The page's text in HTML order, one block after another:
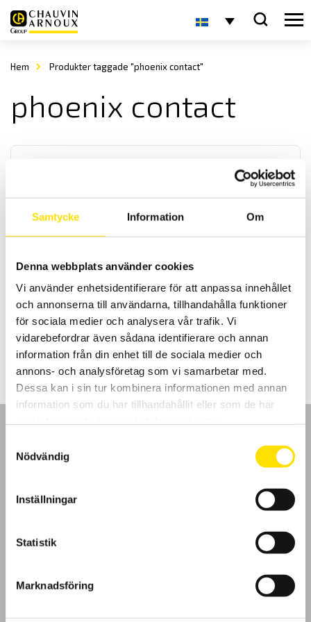
Samtycke Information Om
Denna webbplats använder cookies
Vi använder enhetsidentifierare för att anpassa innehållet
och annonserna till användarna, tillhandahålla funktioner
för sociala medier och analysera vår trafik. Vi
vidarebefordrar även sådana identifierare och annan
information från din enhet till de sociala medier och
annons- och analysföretag som vi samarbetar med.
Dessa kan i sin tur kombinera informationen med annan
information som du har tillhandahållit eller som de har
Nödvändig
Inställningar
Statistik
Marknadsföring
Hem Produkter taggade "phoenix contact"
phoenix contact
Vårt praktiska sortiment av prober med diameter från 0,6 mm till 4
mm för mätning alla spänningsapplikationer från DIN-system till
bilelektronik. Dessa prober har 4 mm anslutning, med upp till
kategori IV 1000 V säkerhetsklassning enligt IEC 61010 standard.
160.00kr – 535.00kr Prisintervall:
160.00 kr
till
535.00 kr
LÄS MER